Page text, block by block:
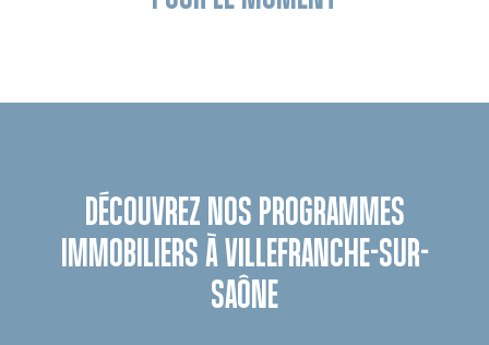
DÉCOUVREZ NOS PROGRAMMES
IMMOBILIERS À VILLEFRANCHE-SUR-
SAÔNE